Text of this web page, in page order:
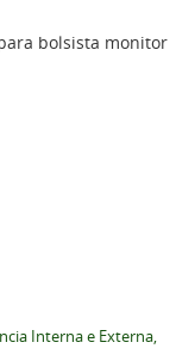
bolsista monitor
Interna e Externa,